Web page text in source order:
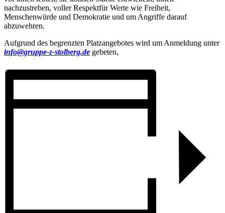
nachzustreben, voller Respektfür Werte wie Freiheit,
Menschenwürde und Demokratie und um Angriffe darauf
abzuwehren.
Aufgrund des begrenzten Platzangebotes wird um Anmeldung unter
info@gruppe-z-stolberg.de gebeten,